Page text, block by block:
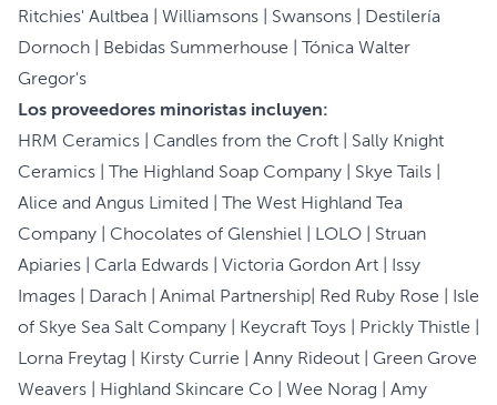
Ritchies' Aultbea | Williamsons | Swansons | Destilería
Dornoch | Bebidas Summerhouse | Tónica Walter
Gregor's
Los proveedores minoristas incluyen:
HRM Ceramics | Candles from the Croft | Sally Knight
Ceramics | The Highland Soap Company | Skye Tails |
Alice and Angus Limited | The West Highland Tea
Company | Chocolates of Glenshiel | LOLO | Struan
Apiaries | Carla Edwards | Victoria Gordon Art | Issy
Images | Darach | Animal Partnership| Red Ruby Rose | Isle
of Skye Sea Salt Company | Keycraft Toys | Prickly Thistle |
Lorna Freytag | Kirsty Currie | Anny Rideout | Green Grove
Weavers | Highland Skincare Co | Wee Norag | Amy